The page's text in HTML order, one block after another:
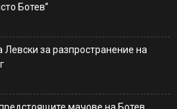
Ботев”
за разпространение на
мачове на Ботев,